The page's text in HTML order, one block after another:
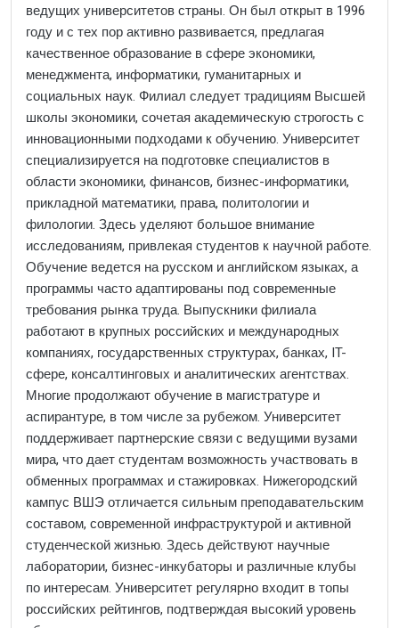
ведущих университетов страны. Он был открыт в 1996
году и с тех пор активно развивается, предлагая
качественное образование в сфере экономики,
менеджмента, информатики, гуманитарных и
социальных наук. Филиал следует традициям Высшей
школы экономики, сочетая академическую строгость с
инновационными подходами к обучению. Университет
специализируется на подготовке специалистов в
области экономики, финансов, бизнес-информатики,
прикладной математики, права, политологии и
филологии. Здесь уделяют большое внимание
исследованиям, привлекая студентов к научной работе.
Обучение ведется на русском и английском языках, а
программы часто адаптированы под современные
требования рынка труда. Выпускники филиала
работают в крупных российских и международных
компаниях, государственных структурах, банках, IT-
сфере, консалтинговых и аналитических агентствах.
Многие продолжают обучение в магистратуре и
аспирантуре, в том числе за рубежом. Университет
поддерживает партнерские связи с ведущими вузами
мира, что дает студентам возможность участвовать в
обменных программах и стажировках. Нижегородский
кампус ВШЭ отличается сильным преподавательским
составом, современной инфраструктурой и активной
студенческой жизнью. Здесь действуют научные
лаборатории, бизнес-инкубаторы и различные клубы
по интересам. Университет регулярно входит в топы
российских рейтингов, подтверждая высокий уровень